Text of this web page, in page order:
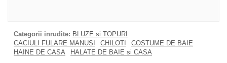
Categorii inrudite: BLUZE si TOPURI
CACIULI FULARE MANUSI
CHILOTI
COSTUME DE BAIE
HAINE DE CASA
HALATE DE BAIE si CASA